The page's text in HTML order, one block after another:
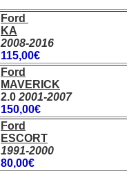
Ford
KA
2008-2016
115,00€
Ford
MAVERICK
2.0 2001-2007
150,00€
Ford
ESCORT
1991-2000
80,00€